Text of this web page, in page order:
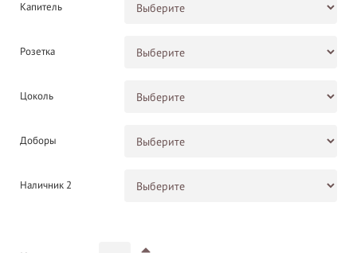
Капитель
Розетка
Цоколь
Доборы
Наличник 2